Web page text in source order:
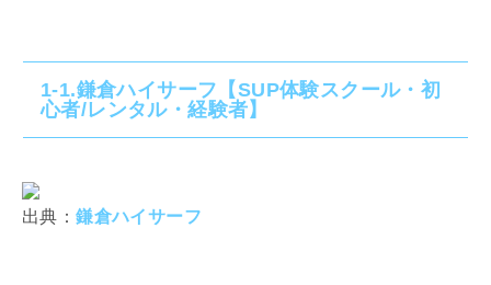
1-1.鎌倉ハイサーフ【SUP体験スクール・初
心者/レンタル・経験者】
出典：鎌倉ハイサーフ